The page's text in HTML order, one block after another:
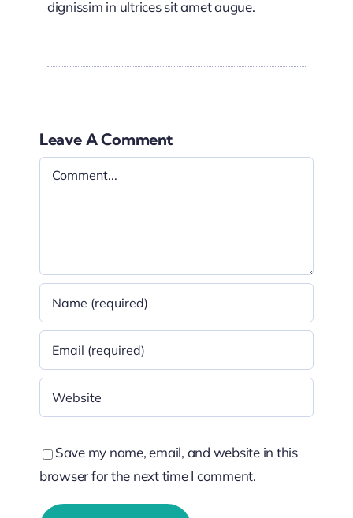
dignissim in ultrices sit amet augue.
Leave A Comment
Comment
Save my name, email, and website in this
browser for the next time I comment.